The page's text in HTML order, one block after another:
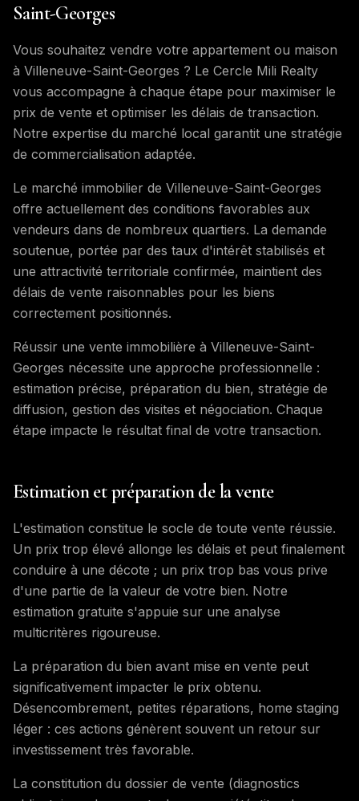
Saint-Georges
Vous souhaitez vendre votre appartement ou maison
à Villeneuve-Saint-Georges ? Le Cercle Mili Realty
vous accompagne à chaque étape pour maximiser le
prix de vente et optimiser les délais de transaction.
Notre expertise du marché local garantit une stratégie
de commercialisation adaptée.
Le marché immobilier de Villeneuve-Saint-Georges
offre actuellement des conditions favorables aux
vendeurs dans de nombreux quartiers. La demande
soutenue, portée par des taux d'intérêt stabilisés et
une attractivité territoriale confirmée, maintient des
délais de vente raisonnables pour les biens
correctement positionnés.
Réussir une vente immobilière à Villeneuve-Saint-
Georges nécessite une approche professionnelle :
estimation précise, préparation du bien, stratégie de
diffusion, gestion des visites et négociation. Chaque
étape impacte le résultat final de votre transaction.
Estimation et préparation de la vente
L'estimation constitue le socle de toute vente réussie.
Un prix trop élevé allonge les délais et peut finalement
conduire à une décote ; un prix trop bas vous prive
d'une partie de la valeur de votre bien. Notre
estimation gratuite s'appuie sur une analyse
multicritères rigoureuse.
La préparation du bien avant mise en vente peut
significativement impacter le prix obtenu.
Désencombrement, petites réparations, home staging
léger : ces actions génèrent souvent un retour sur
investissement très favorable.
La constitution du dossier de vente (diagnostics